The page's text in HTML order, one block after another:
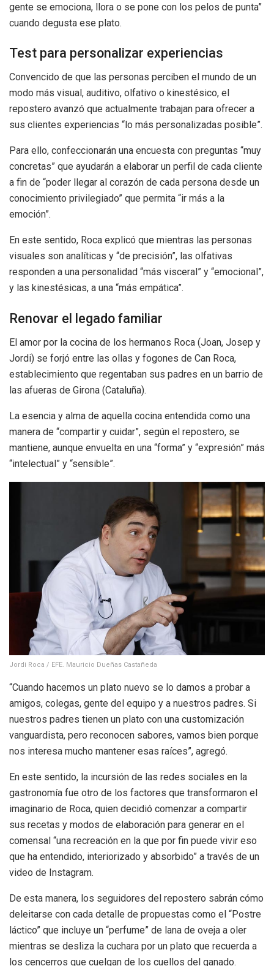
gente se emociona, llora o se pone con los pelos de punta”
cuando degusta ese plato.
Test para personalizar experiencias
Convencido de que las personas perciben el mundo de un
modo más visual, auditivo, olfativo o kinestésico, el
repostero avanzó que actualmente trabajan para ofrecer a
sus clientes experiencias “lo más personalizadas posible”.
Para ello, confeccionarán una encuesta con preguntas “muy
concretas” que ayudarán a elaborar un perfil de cada cliente
a fin de “poder llegar al corazón de cada persona desde un
conocimiento privilegiado” que permita “ir más a la
emoción”.
En este sentido, Roca explicó que mientras las personas
visuales son analíticas y “de precisión”, las olfativas
responden a una personalidad “más visceral” y “emocional”,
y las kinestésicas, a una “más empática”.
Renovar el legado familiar
El amor por la cocina de los hermanos Roca (Joan, Josep y
Jordi) se forjó entre las ollas y fogones de Can Roca,
establecimiento que regentaban sus padres en un barrio de
las afueras de Girona (Cataluña).
La esencia y alma de aquella cocina entendida como una
manera de “compartir y cuidar”, según el repostero, se
mantiene, aunque envuelta en una “forma” y “expresión” más
“intelectual” y “sensible”.
Jordi Roca / EFE. Mauricio Dueñas Castañeda
“Cuando hacemos un plato nuevo se lo damos a probar a
amigos, colegas, gente del equipo y a nuestros padres. Si
nuestros padres tienen un plato con una customización
vanguardista, pero reconocen sabores, vamos bien porque
nos interesa mucho mantener esas raíces”, agregó.
En este sentido, la incursión de las redes sociales en la
gastronomía fue otro de los factores que transformaron el
imaginario de Roca, quien decidió comenzar a compartir
sus recetas y modos de elaboración para generar en el
comensal “una recreación en la que por fin puede vivir eso
que ha entendido, interiorizado y absorbido” a través de un
video de Instagram.
De esta manera, los seguidores del repostero sabrán cómo
deleitarse con cada detalle de propuestas como el “Postre
láctico” que incluye un “perfume” de lana de oveja a oler
mientras se desliza la cuchara por un plato que recuerda a
los cencerros que cuelgan de los cuellos del ganado.